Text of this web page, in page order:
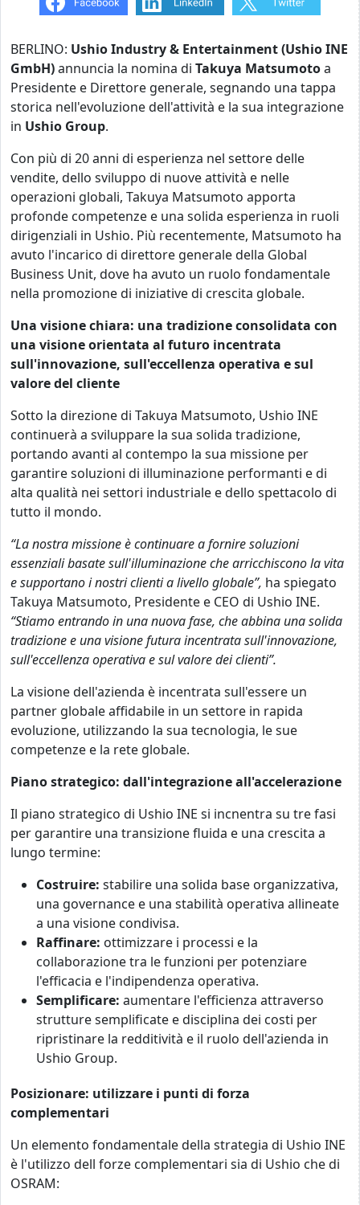
BERLINO: Ushio Industry & Entertainment (Ushio INE
GmbH)annuncia la nomina di Takuya Matsumotoa
Presidente e Direttore generale, segnando una tappa
storica nell'evoluzione dell'attività e la sua integrazione
in Ushio Group.
Con più di 20 anni di esperienza nel settore delle
vendite, dello sviluppo di nuove attività e nelle
operazioni globali, Takuya Matsumoto apporta
profonde competenze e una solida esperienza in ruoli
dirigenziali in Ushio. Più recentemente, Matsumoto ha
avuto l'incarico di direttore generale della Global
Business Unit, dove ha avuto un ruolo fondamentale
nella promozione di iniziative di crescita globale.
Una visione chiara: una tradizione consolidata con
una visione orientata al futuro incentrata
sull'innovazione, sull'eccellenza operativa e sul
valore del cliente
Sotto la direzione di Takuya Matsumoto, Ushio INE
continuerà a sviluppare la sua solida tradizione,
portando avanti al contempo la sua missione per
garantire soluzioni di illuminazione performanti e di
alta qualità nei settori industriale e dello spettacolo di
tutto il mondo.
“La nostra missione è continuare a fornire soluzioni
essenziali basate sull'illuminazione che arricchiscono la vita
e supportano i nostri clienti a livello globale”, ha spiegato
Takuya Matsumoto, Presidente e CEO di Ushio INE.
“Stiamo entrando in una nuova fase, che abbina una solida
tradizione e una visione futura incentrata sull'innovazione,
sull'eccellenza operativa e sul valore dei clienti”.
La visione dell'azienda è incentrata sull'essere un
partner globale affidabile in un settore in rapida
evoluzione, utilizzando la sua tecnologia, le sue
competenze e la rete globale.
Piano strategico: dall'integrazione all'accelerazione
Il piano strategico di Ushio INE si incnentra su tre fasi
per garantire una transizione fluida e una crescita a
lungo termine:
Costruire: stabilire una solida base organizzativa,
una governance e una stabilità operativa allineate
a una visione condivisa.
Raffinare: ottimizzare i processi e la
collaborazione tra le funzioni per potenziare
l'efficacia e l'indipendenza operativa.
Semplificare: aumentare l'efficienza attraverso
strutture semplificate e disciplina dei costi per
ripristinare la redditività e il ruolo dell'azienda in
Ushio Group.
Posizionare: utilizzare i punti di forza
complementari
Un elemento fondamentale della strategia di Ushio INE
è l'utilizzo dell forze complementari sia di Ushio che di
OSRAM: